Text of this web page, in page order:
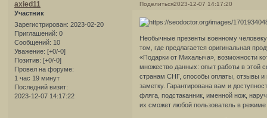
Поделиться2023-12-07 14:17:20
axied11
Участник
Зарегистрирован: 2023-02-20
Приглашений: 0
Сообщений: 10
Уважение: [+0/-0]
Позитив: [+0/-0]
Провел на форуме:
1 час 19 минут
Последний визит:
2023-12-07 14:17:22
Необычные презенты военному
том, где предлагается оригинальная
«Подарки от Михалыча», возможности
множество данных: опыт работы в этой
странам СНГ, способы оплаты, отзывы и
заметку. Гарантирована вам и
фляга, подстаканник, именной нож,
их сможет любой пользователь в